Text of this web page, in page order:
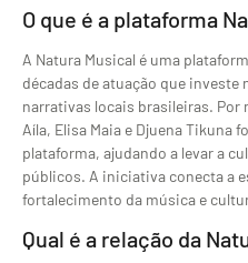
O que é a plataforma
A Natura Musical é uma
décadas de atuação que
narrativas locais brasileiras.
Aíla, Elisa Maia e Djuena Tikuna
plataforma, ajudando a levar a
públicos. A iniciativa conecta a
fortalecimento da música e
Qual é a relação da